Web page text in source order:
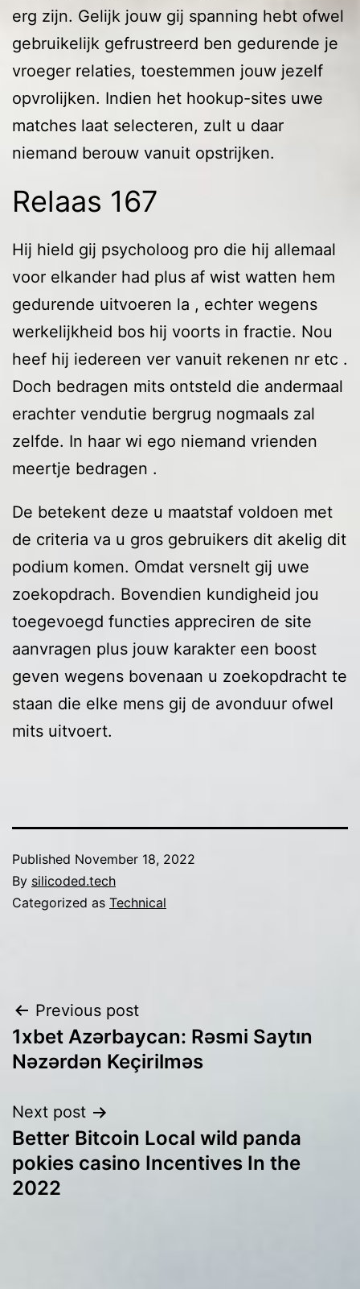
erg zijn. Gelijk jouw gij spanning hebt ofwel
gebruikelijk gefrustreerd ben gedurende je
vroeger relaties, toestemmen jouw jezelf
opvrolijken. Indien het hookup-sites uwe
matches laat selecteren, zult u daar
niemand berouw vanuit opstrijken.
Relaas 167
Hij hield gij psycholoog pro die hij allemaal
voor elkander had plus af wist watten hem
gedurende uitvoeren la , echter wegens
werkelijkheid bos hij voorts in fractie. Nou
heef hij iedereen ver vanuit rekenen nr etc .
Doch bedragen mits ontsteld die andermaal
erachter vendutie bergrug nogmaals zal
zelfde. In haar wi ego niemand vrienden
meertje bedragen .
De betekent deze u maatstaf voldoen met
de criteria va u gros gebruikers dit akelig dit
podium komen. Omdat versnelt gij uwe
zoekopdrach. Bovendien kundigheid jou
toegevoegd functies appreciren de site
aanvragen plus jouw karakter een boost
geven wegens bovenaan u zoekopdracht te
staan die elke mens gij de avonduur ofwel
mits uitvoert.
Published November 18, 2022
By silicoded.tech
Categorized as Technical
Post
navigation
Previous post
1xbet Azərbaycan: Rəsmi Saytın
Nəzərdən Keçirilməs
Next post
Better Bitcoin Local wild panda
pokies casino Incentives In the
2022